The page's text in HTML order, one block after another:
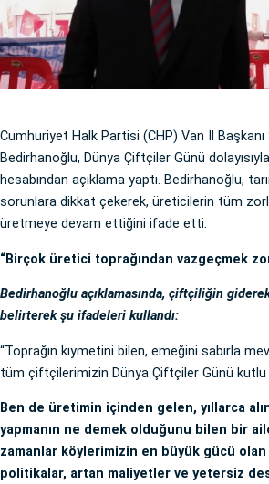
Cumhuriyet Halk Partisi (CHP) Van İl
Bedirhanoğlu, Dünya Çiftçiler Günü
hesabından açıklama yaptı. Bedirhanoğlu,
sorunlara dikkat çekerek, üreticilerin tüm
üretmeye devam ettiğini ifade etti.
“Birçok üretici toprağından vazgeçmek
Bedirhanoğlu açıklamasında, çiftçiliğin
belirterek şu ifadeleri kullandı:
“Toprağın kıymetini bilen, emeğini sabırla
tüm çiftçilerimizin Dünya Çiftçiler Günü kutlu
Ben de üretimin içinden gelen, yıllarca
yapmanın ne demek olduğunu bilen bir
zamanlar köylerimizin en büyük gücü olan
politikalar, artan maliyetler ve yetersiz